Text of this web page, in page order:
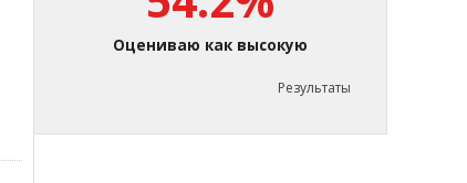
Оцениваю как высокую
Результаты